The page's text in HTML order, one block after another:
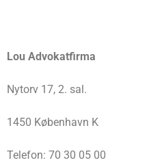
Lou Advokatfirma
Nytorv 17, 2. sal.
1450 København K
Telefon: 70 30 05 00